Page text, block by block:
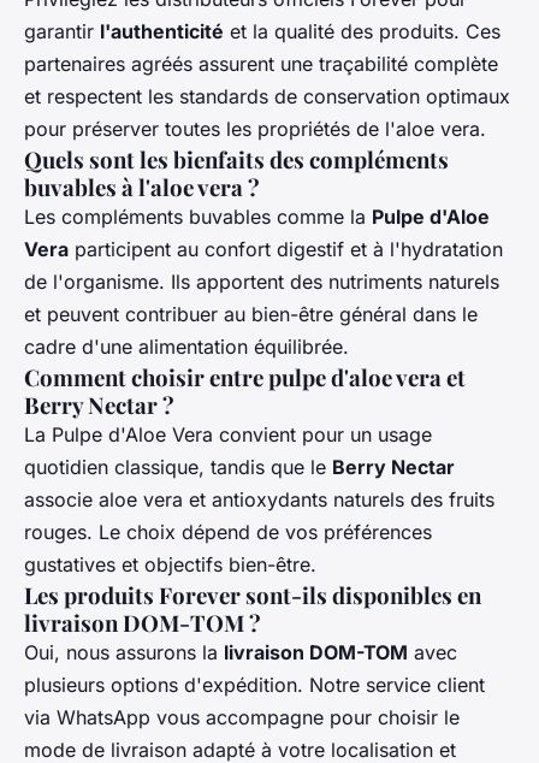
garantir l'authenticité et la qualité des produits. Ces
partenaires agréés assurent une traçabilité complète
et respectent les standards de conservation optimaux
pour préserver toutes les propriétés de l'aloe vera.
Quels sont les bienfaits des compléments
buvables à l'aloe vera ?
Les compléments buvables comme la Pulpe d'Aloe
Vera participent au confort digestif et à l'hydratation
de l'organisme. Ils apportent des nutriments naturels
et peuvent contribuer au bien-être général dans le
cadre d'une alimentation équilibrée.
Comment choisir entre pulpe d'aloe vera et
Berry Nectar ?
La Pulpe d'Aloe Vera convient pour un usage
quotidien classique, tandis que le Berry Nectar
associe aloe vera et antioxydants naturels des fruits
rouges. Le choix dépend de vos préférences
gustatives et objectifs bien-être.
Les produits Forever sont-ils disponibles en
livraison DOM-TOM ?
Oui, nous assurons la livraison DOM-TOM avec
plusieurs options d'expédition. Notre service client
via WhatsApp vous accompagne pour choisir le
mode de livraison adapté à votre localisation et